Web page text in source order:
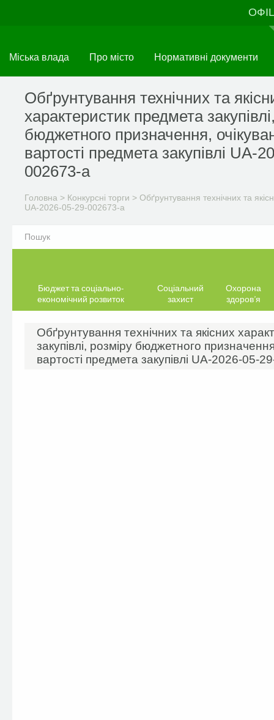
Міська влада Про місто Нормативні документи
Обґрунтування технічних та
характеристик предмета
бюджетного призначення,
вартості предмета закупівлі UA-
002673-a
Головна > Конкурсні торги > Обґрунтування технічних та
UA-2026-05-29-002673-a
Бюджет та соціально-
економічний розвиток
Соціальний
захист
Охорона
здоров’я
Обґрунтування технічних та якісних
закупівлі, розміру бюджетного
вартості предмета закупівлі UA-2026-05-